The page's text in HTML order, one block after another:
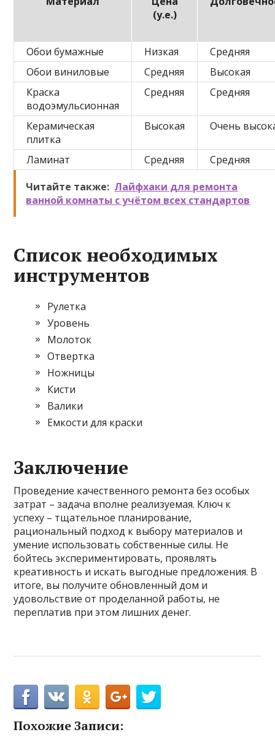
(у.е.)
Обои бумажные Низкая
Средняя
Обои виниловые
Средняя
Высокая
Краска
водоэмульсионная
Средняя Средняя
Керамическая
плитка
Высокая Очень
Ламинат Средняя
Средняя
Читайте также: Лайфхаки для ремонта
ванной комнаты с учётом всех стандартов
Список необходимых
инструментов
Рулетка
Уровень
Молоток
Отвертка
Ножницы
Кисти
Валики
Емкости для краски
Заключение
Проведение качественного ремонта без особых
затрат – задача вполне реализуемая. Ключ к
успеху – тщательное планирование,
рациональный подход к выбору материалов и
умение использовать собственные силы. Не
бойтесь экспериментировать, проявлять
креативность и искать выгодные предложения. В
итоге, вы получите обновленный дом и
удовольствие от проделанной работы, не
переплатив при этом лишних денег.
Похожие Записи: